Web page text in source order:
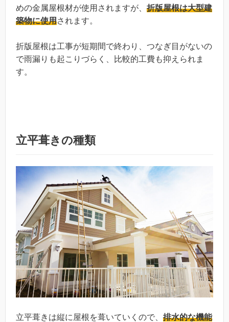
めの金属屋根材が使用されますが、 折版屋根は大型建
築物に使用されます。
折版屋根は工事が短期間で終わり、つなぎ目がないの
で雨漏りも起こりづらく、比較的工費も抑えられま
す。
立平葺きの種類
立平葺きは縦に屋根を葺いていくので、 排水的な機能